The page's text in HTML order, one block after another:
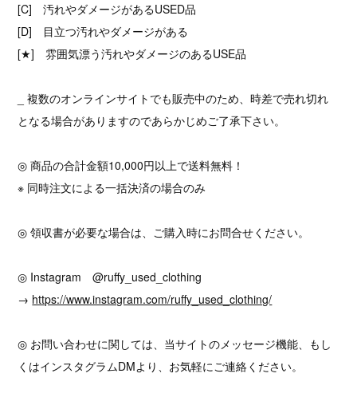
[C] 汚れやダメージがあるUSED品
[D] 目立つ汚れやダメージがある
[★] 雰囲気漂う汚れやダメージのあるUSE品
_ 複数のオンラインサイトでも販売中のため、時差で売れ切れ
となる場合がありますのであらかじめご了承下さい。
◎ 商品の合計金額10,000円以上で送料無料！
※ 同時注文による一括決済の場合のみ
◎ 領収書が必要な場合は、ご購入時にお問合せください。
◎ Instagram @ruffy_used_clothing
→ https://www.instagram.com/ruffy_used_clothing/
◎ お問い合わせに関しては、当サイトのメッセージ機能、もし
くはインスタグラムDMより、お気軽にご連絡ください。